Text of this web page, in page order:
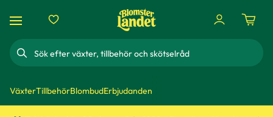
Sök
VäxterTillbehörBlombudErbjudanden